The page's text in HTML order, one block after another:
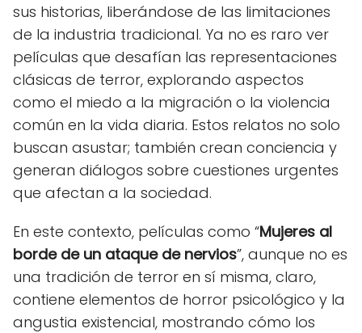
sus historias, liberándose de las limitaciones
de la industria tradicional. Ya no es raro ver
películas que desafían las representaciones
clásicas de terror, explorando aspectos
como el miedo a la migración o la violencia
común en la vida diaria. Estos relatos no solo
buscan asustar; también crean conciencia y
generan diálogos sobre cuestiones urgentes
que afectan a la sociedad.
En este contexto, películas como “Mujeres al
borde de un ataque de nervios”, aunque no es
una tradición de terror en sí misma, claro,
contiene elementos de horror psicológico y la
angustia existencial, mostrando cómo los